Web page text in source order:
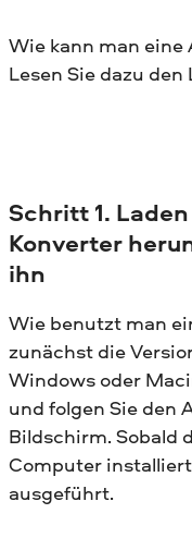
Wie kann man eine
Lesen Sie dazu
Schritt 1.
Konverter
ihn
Wie benutzt man
zunächst die
Windows oder
und folgen Sie den
Bildschirm. Sobald
Computer
ausgeführt.